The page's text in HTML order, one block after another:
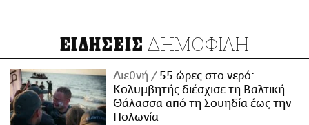
ΕΙΔΗΣΕΙΣ ΔΗΜΟΦΙΛΗ
Διεθνή
55 ώρες στο νερό:
Κολυμβητής διέσχισε τη Βαλτική
Θάλασσα από τη Σουηδία έως την
Πολωνία